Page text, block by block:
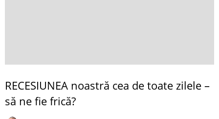
RECESIUNEA noastră cea de toate zilele –
să ne fie frică?